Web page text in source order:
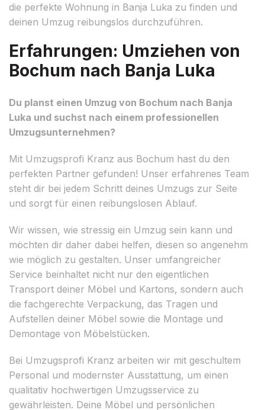
die perfekte Wohnung in Banja Luka zu finden und
deinen Umzug reibungslos durchzuführen.
Erfahrungen: Umziehen von
Bochum nach Banja Luka
Du planst einen Umzug von Bochum nach Banja
Luka und suchst nach einem professionellen
Umzugsunternehmen?
Mit Umzugsprofi Kranz aus Bochum hast du den
perfekten Partner gefunden! Unser erfahrenes Team
steht dir bei jedem Schritt deines Umzugs zur Seite
und sorgt für einen reibungslosen Ablauf.
Wir wissen, wie stressig ein Umzug sein kann und
möchten dir daher dabei helfen, diesen so angenehm
wie möglich zu gestalten. Unser umfangreicher
Service beinhaltet nicht nur den eigentlichen
Transport deiner Möbel und Kartons, sondern auch
die fachgerechte Verpackung, das Tragen und
Aufstellen deiner Möbel sowie die Montage und
Demontage von Möbelstücken.
Bei Umzugsprofi Kranz arbeiten wir mit geschultem
Personal und modernster Ausstattung, um einen
qualitativ hochwertigen Umzugsservice zu
gewährleisten. Deine Möbel und persönlichen